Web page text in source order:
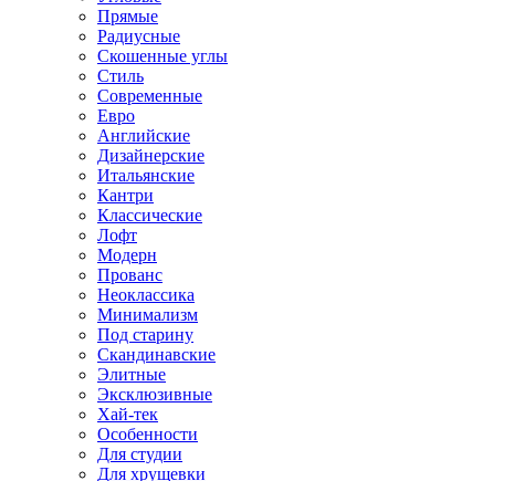
Прямые
Радиусные
Скошенные углы
Стиль
Современные
Евро
Английские
Дизайнерские
Итальянские
Кантри
Классические
Лофт
Модерн
Прованс
Неоклассика
Минимализм
Под старину
Скандинавские
Элитные
Эксклюзивные
Хай-тек
Особенности
Для студии
Для хрущевки